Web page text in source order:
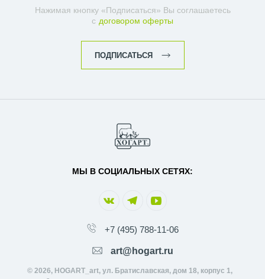
Нажимая кнопку «Подписаться» Вы соглашаетесь
с договором оферты
ПОДПИСАТЬСЯ
МЫ В СОЦИАЛЬНЫХ СЕТЯХ:
+7 (495) 788-11-06
art@hogart.ru
© 2026, HOGART_art, ул. Братиславская, дом 18, корпус 1,